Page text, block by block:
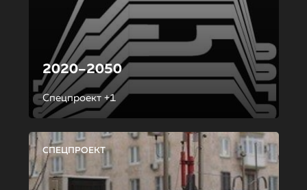
2020–2050
Спецпроект +1
СПЕЦПРОЕКТ